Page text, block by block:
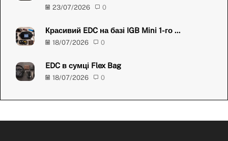
23/07/2026 0
Красивий EDC на базі IGB Mini 1-го ...
18/07/2026 0
EDC в сумці Flex Bag
18/07/2026 0